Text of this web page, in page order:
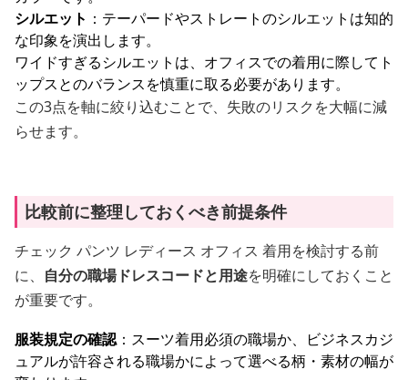
シルエット ：テーパードやストレートのシルエットは知的
な印象を演出します。
ワイドすぎるシルエットは、オフィスでの着用に際してト
ップスとのバランスを慎重に取る必要があります。
この3点を軸に絞り込むことで、失敗のリスクを大幅に減
らせます。
比較前に整理しておくべき前提条件
チェック パンツ レディース オフィス 着用を検討する前
に、 自分の職場ドレスコードと用途を明確にしておくこと
が重要です。
服装規定の確認：スーツ着用必須の職場か、ビジネスカジ
ュアルが許容される職場かによって選べる柄・素材の幅が